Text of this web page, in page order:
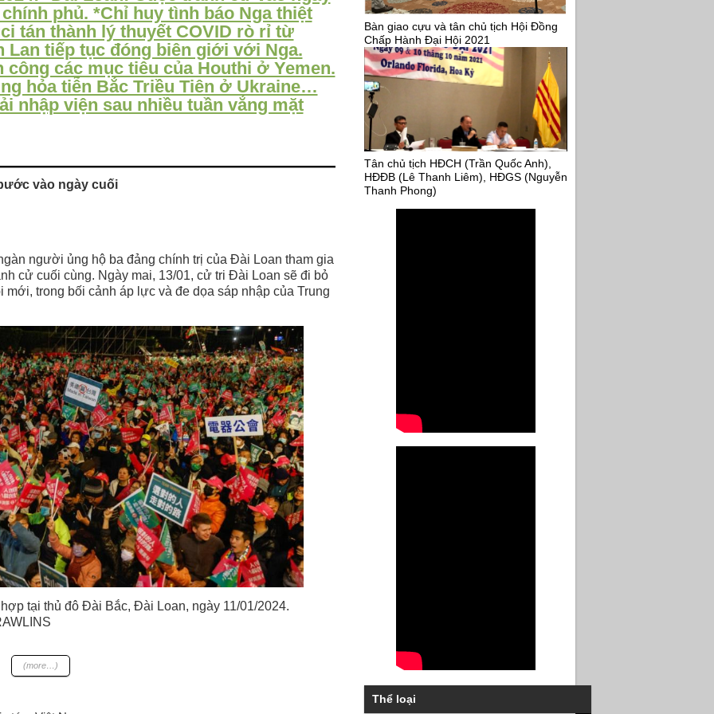
dân,
*Sinh
viên
Trung
Quốc
bị
trục
bay
phủ. *Chỉ huy tình báo Nga thiệt
tán thành lý thuyết COVID rò rỉ từ
Lan tiếp tục đóng biên giới với Nga.
công các mục tiêu của Houthi ở Yemen.
hỏa tiễn Bắc Triều Tiên ở Ukraine…
nhập viện sau nhiều tuần vắng mặt
vào ngày cuối
người ủng hộ ba đảng chính trị của Đài Loan tham gia
cử cuối cùng. Ngày mai, 13/01, cử tri Đài Loan sẽ đi bỏ
mới, trong bối cảnh áp lực và đe dọa sáp nhập của Trung
tại thủ đô Đài Bắc, Đài Loan, ngày 11/01/2024.
(more…)
Bàn giao cựu và tân chủ tịch Hội Đồng
Chấp Hành Đại Hội 2021
Tân chủ tịch HĐCH (Trần Quốc Anh),
HĐĐB (Lê Thanh Liêm), HĐGS (Nguyễn
Thanh Phong)
Thể loại